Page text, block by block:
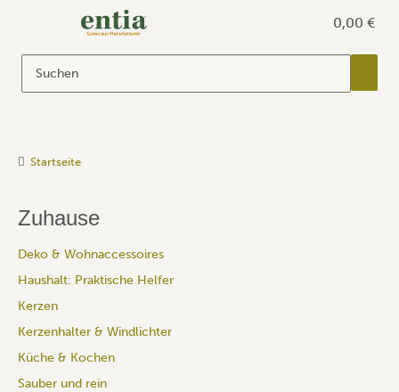
0,00 €
Startseite
Zuhause
Deko & Wohnaccessoires
Haushalt: Praktische Helfer
Kerzen
Kerzenhalter & Windlichter
Küche & Kochen
Sauber und rein